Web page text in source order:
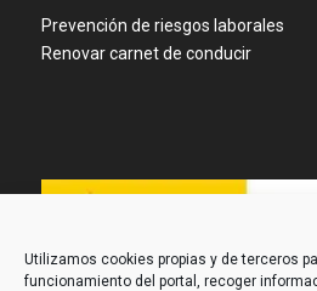
Utilizamos cookies propias y de terceros
funcionamiento del portal, recoger
Prevención de riesgos laborales
Renovar carnet de conducir